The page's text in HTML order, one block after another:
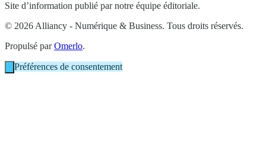
Site d’information publié par notre équipe éditoriale.
© 2026 Alliancy - Numérique & Business. Tous droits réservés.
Propulsé parOmerlo.
Préférences de consentement